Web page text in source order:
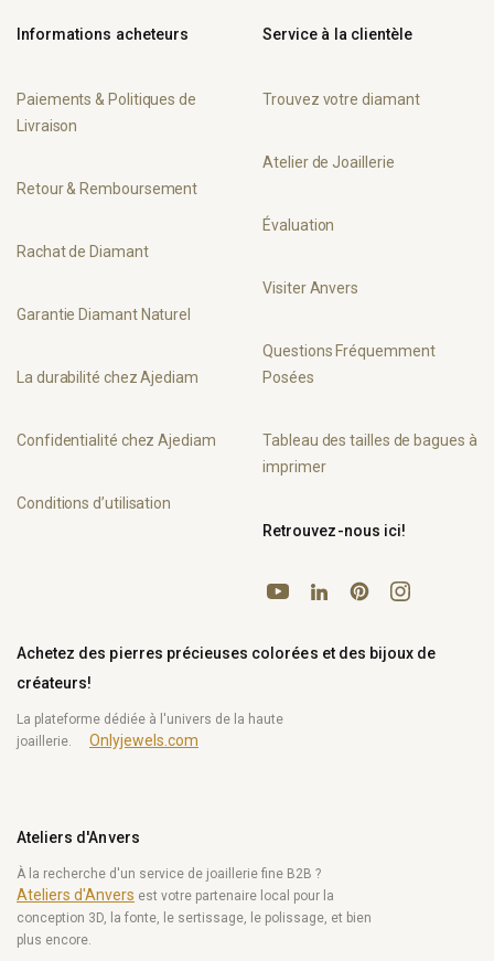
Informations acheteurs
Paiements & Politiques de
Livraison
Retour & Remboursement
Rachat de Diamant
Garantie Diamant Naturel
La durabilité chez Ajediam
Confidentialité chez Ajediam
Conditions d’utilisation
Service à la clientèle
Trouvez votre diamant
Atelier de Joaillerie
Évaluation
Visiter Anvers
Questions Fréquemment
Posées
Tableau des tailles de bagues à
imprimer
Achetez des pierres précieuses colorées et des bijoux de
créateurs!
La plateforme dédiée à l'univers de la haute
joaillerie.
Onlyjewels.com
Ateliers d'Anvers
À la recherche d'un service de joaillerie fine B2B ?
Ateliers d'Anvers est votre partenaire local pour la
conception 3D, la fonte, le sertissage, le polissage, et bien
plus encore.
Retrouvez-nous ici!
YouTubeLinkedInPinterestInstagram